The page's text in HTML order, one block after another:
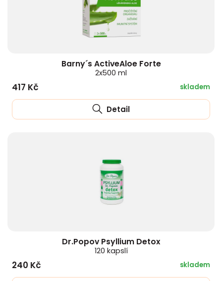
Barny´s ActiveAloe Forte
2x500 ml
417 Kč skladem
Detail
Dr.Popov Psyllium Detox
120 kapslí
240 Kč skladem